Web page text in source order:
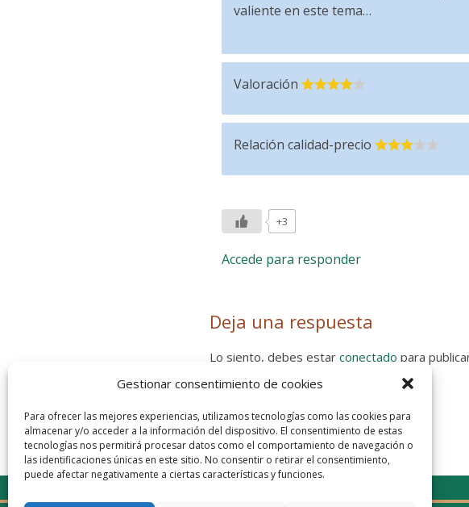
Gestionar consentimiento de cookies
Para ofrecer las mejores experiencias, utilizamos tecnologías como las cookies para
almacenar y/o acceder a la información del dispositivo. El consentimiento de estas
tecnologías nos permitirá procesar datos como el comportamiento de navegación o
las identificaciones únicas en este sitio. No consentir o retirar el consentimiento,
puede afectar negativamente a ciertas características y funciones.
valiente en este tema…
Valoración
Relación calidad-precio
+3
Accede para responder
Deja una respuesta
Lo siento, debes estar conectado para
Entra con tu red social
He leído y acepto laPolítica de Privacidad